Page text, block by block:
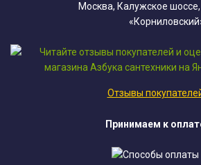
Москва, Калужское шоссе,
Отзывы
Принимаем к